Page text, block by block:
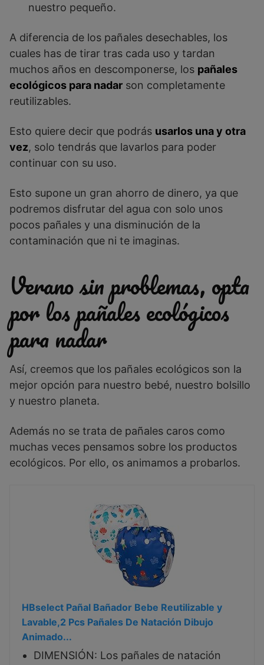
nuestro pequeño.
A diferencia de los pañales desechables, los
cuales has de tirar tras cada uso y tardan
muchos años en descomponerse, los pañales
ecológicos para nadar son completamente
reutilizables.
Esto quiere decir que podrás usarlos una y otra
vez, solo tendrás que lavarlos para poder
continuar con su uso.
Esto supone un gran ahorro de dinero, ya que
podremos disfrutar del agua con solo unos
pocos pañales y una disminución de la
contaminación que ni te imaginas.
Verano sin problemas, opta
por los pañales ecológicos
para nadar
Así, creemos que los pañales ecológicos son la
mejor opción para nuestro bebé, nuestro bolsillo
y nuestro planeta.
Además no se trata de pañales caros como
muchas veces pensamos sobre los productos
ecológicos. Por ello, os animamos a probarlos.
HBselect Pañal Bañador Bebe Reutilizable y
Lavable,2 Pcs Pañales De Natación Dibujo
Animado...
DIMENSIÓN: Los pañales de natación